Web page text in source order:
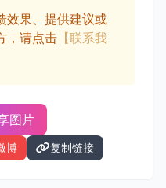
效果、提供建议或
，请点击 【联系我
图片
博 复制链接